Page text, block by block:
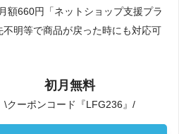
額660円「ネットショップ支援プラ
明等で商品が戻った時にも対応可
初月無料
\クーポンコード『LFG236』/